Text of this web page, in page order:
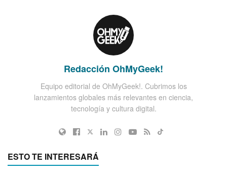
Redacción OhMyGeek!
Equipo editorial de OhMyGeek!. Cubrimos los
lanzamientos globales más relevantes en ciencia,
tecnología y cultura digital.
ESTO TE INTERESARÁ